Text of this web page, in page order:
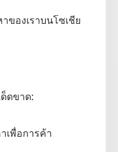
ของเราบนโซเชีย
ดขาด:
เพื่อการค้า